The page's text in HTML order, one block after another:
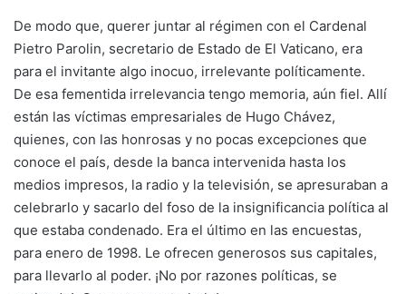
De modo que, querer juntar al régimen con el Cardenal
Pietro Parolin, secretario de Estado de El Vaticano, era
para el invitante algo inocuo, irrelevante políticamente.
De esa fementida irrelevancia tengo memoria, aún fiel. Allí
están las víctimas empresariales de Hugo Chávez,
quienes, con las honrosas y no pocas excepciones que
conoce el país, desde la banca intervenida hasta los
medios impresos, la radio y la televisión, se apresuraban a
celebrarlo y sacarlo del foso de la insignificancia política al
que estaba condenado. Era el último en las encuestas,
para enero de 1998. Le ofrecen generosos sus capitales,
para llevarlo al poder. ¡No por razones políticas, se